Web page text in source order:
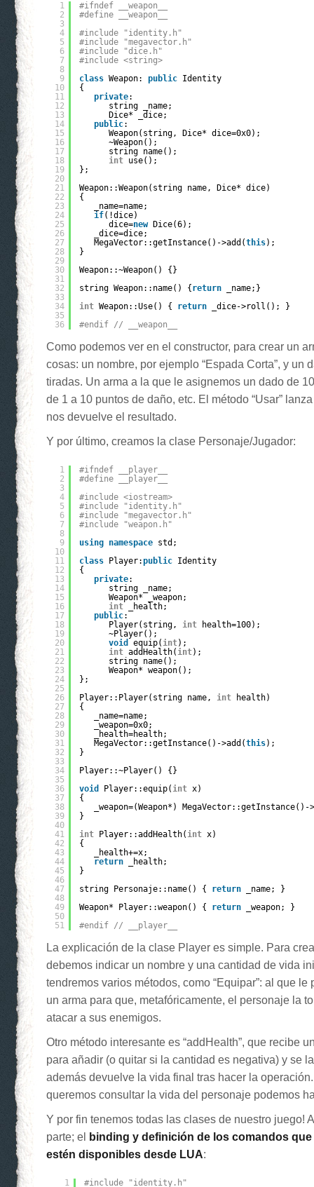
1
2
3
4
5
6
7
8
9
10
11
12
13
14
15
16
17
18
19
20
21
22
23
24
25
26
27
28
29
30
31
32
33
34
35
36
#ifndef __weapon__
#define __weapon__
#include "identity.h"
#include "megavector.h"
#include "dice.h"
#include <string>
class Weapon: public Identity
{
private:
string _name;
Dice* _dice;
public:
Weapon(string, Dice* dice=0x0);
~Weapon();
string name();
int use();
};
Weapon::Weapon(string name, Dice* dice)
{
_name=name;
if(!dice)
dice=new
Dice(6);
_dice=dice;
MegaVector::getInstance()->add(this);
}
Weapon::~Weapon() {}
string Weapon::name() { return
_name;}
int Weapon::Use() { return
_dice->roll(); }
#endif // __weapon__
Como podemos ver en el constructor, para crear un
cosas: un nombre, por ejemplo “Espada Corta”, y un
tiradas. Un arma a la que le asignemos un dado de
de 1 a 10 puntos de daño, etc. El método “Usar”
nos devuelve el resultado.
Y por último, creamos la clase Personaje/Jugador:
1
2
3
4
5
6
7
8
9
10
11
12
13
14
15
16
17
18
19
20
21
22
23
24
25
26
27
28
29
30
31
32
33
34
35
36
37
38
39
40
41
42
43
44
45
46
47
48
49
50
51
#ifndef __player__
#define __player__
#include <iostream>
#include "identity.h"
#include "megavector.h"
#include "weapon.h"
using namespace std;
class
Player:public Identity
{
private:
string _name;
Weapon* _weapon;
int
_health;
public:
Player(string, int
health=100);
~Player();
void
equip( int);
int addHealth( int);
string name();
Weapon* weapon();
};
Player::Player(string name, int
health)
{
_name=name;
_weapon=0x0;
_health=health;
MegaVector::getInstance()->add(this);
}
Player::~Player() {}
void
Player::equip( int x)
{
_weapon=(Weapon*)
}
int
Player::addHealth( int x)
{
_health+=x;
return
_health;
}
string Personaje::name() { return
_name; }
Weapon* Player::weapon() { return
_weapon; }
#endif // __player__
La explicación de la clase Player es simple. Para
debemos indicar un nombre y una cantidad de vida
tendremos varios métodos, como “Equipar”: al que le
un arma para que, metafóricamente, el personaje la
atacar a sus enemigos.
Otro método interesante es “addHealth”, que recibe
para añadir (o quitar si la cantidad es negativa) y se
además devuelve la vida final tras hacer la
queremos consultar la vida del personaje podemos
Y por fin tenemos todas las clases de nuestro juego!
parte; el
binding y definición de los comandos
estén disponibles desde LUA:
1 #include "identity.h"